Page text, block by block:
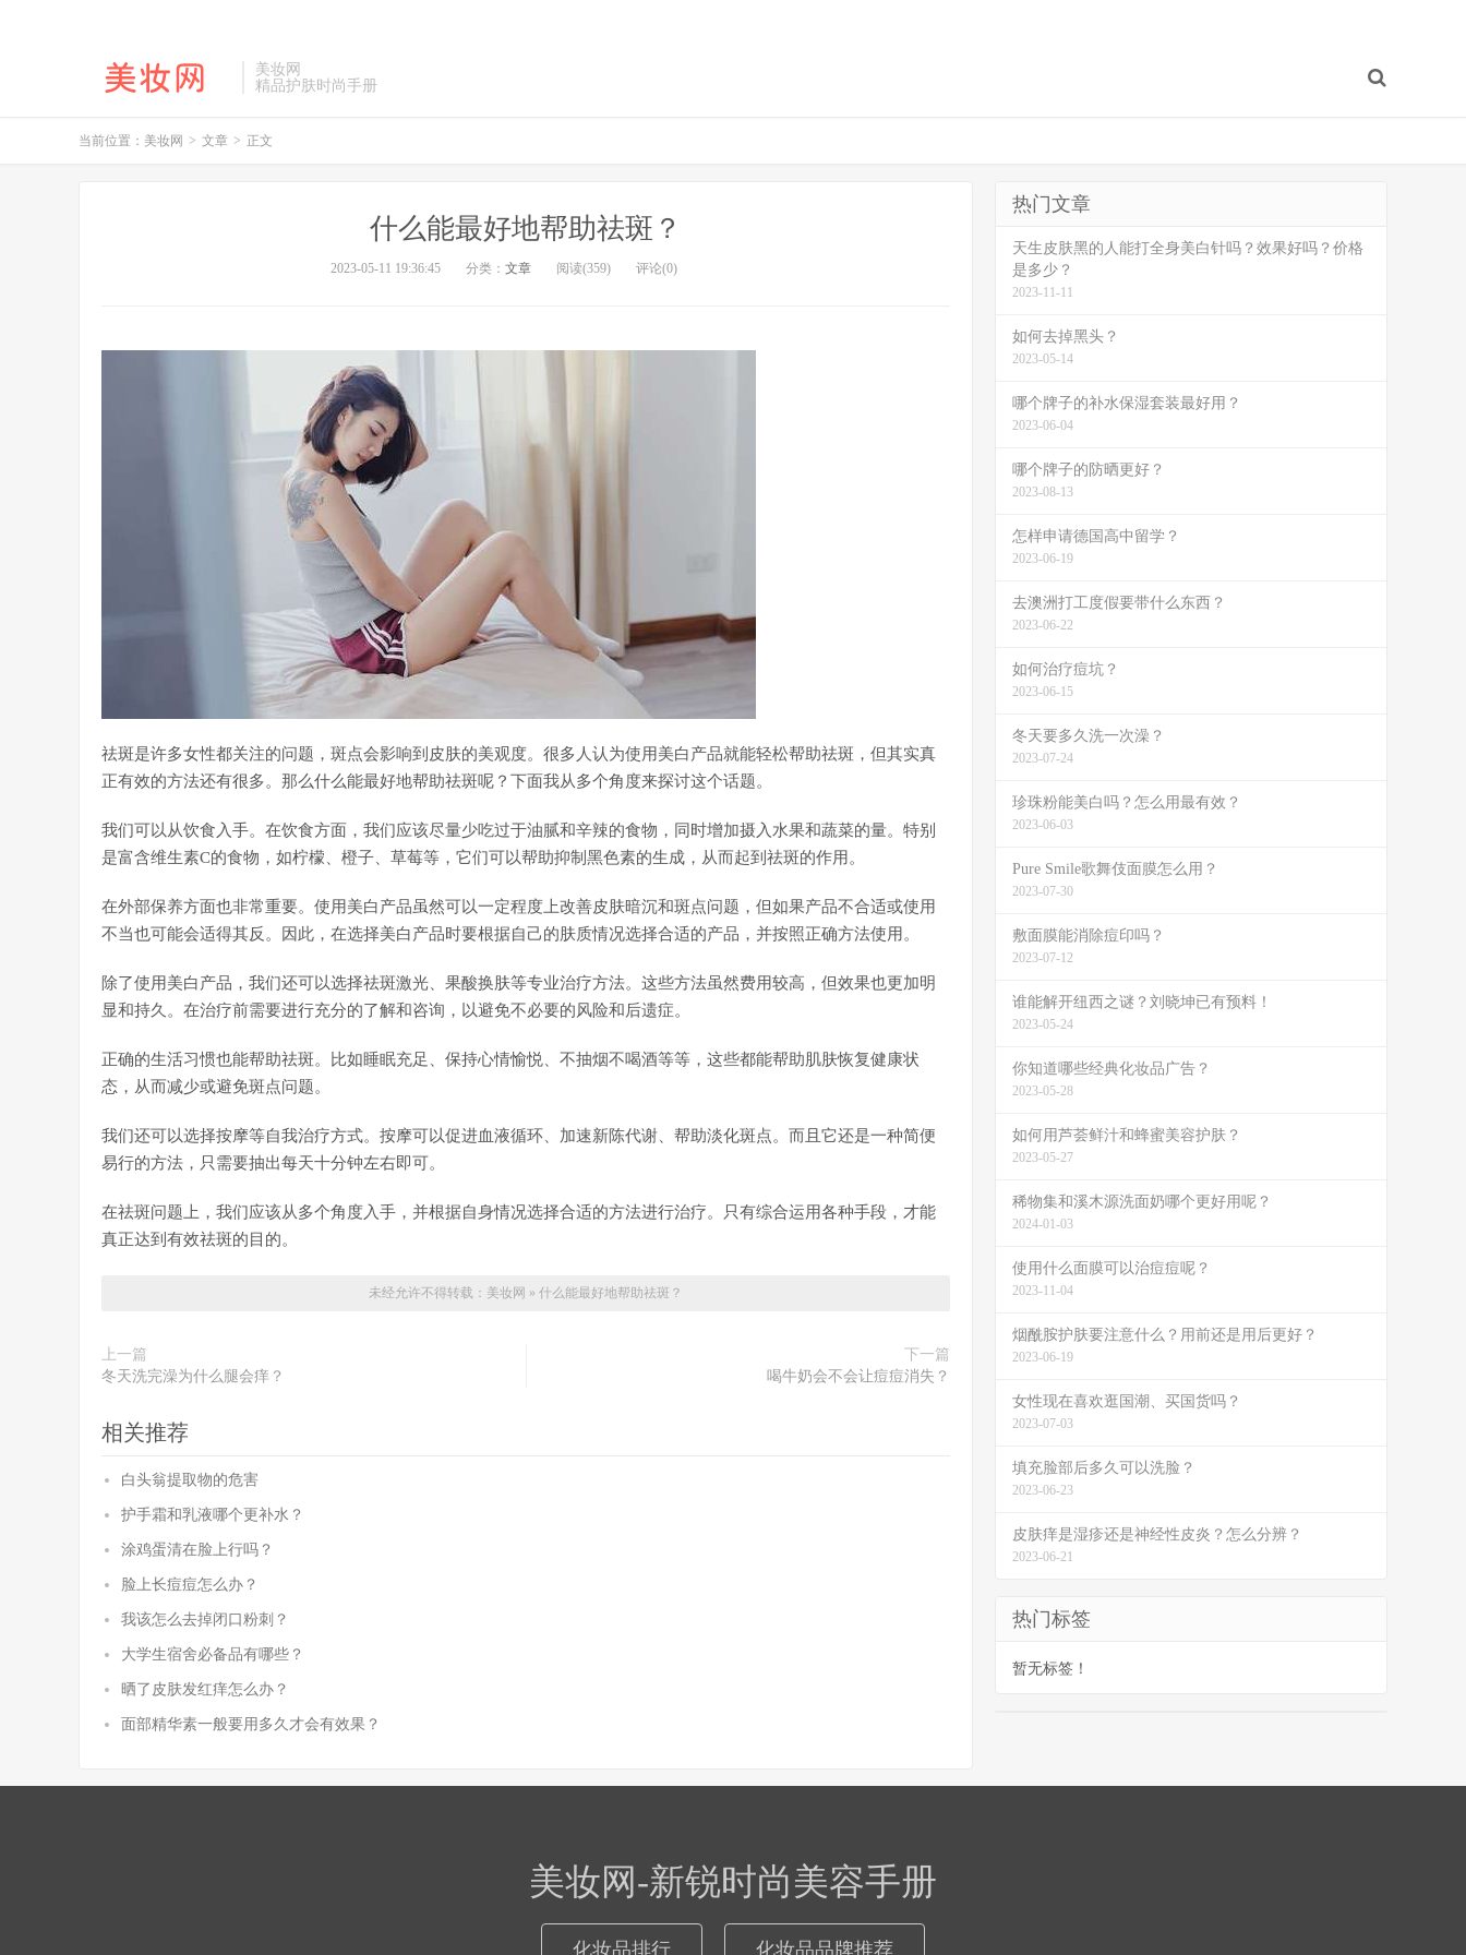
美妆网
精品护肤时尚手册
当前位置： 美妆网 > 文章 > 正文
什么能最好地帮助祛斑？
2023-05-11 19:36:45 分类： 文章 阅读(359) 评论(0)
祛斑是许多女性都关注的问题，斑点会影响到皮肤的美观度。很多人认为使用美白产品就能轻松帮助祛斑，但其实真
正有效的方法还有很多。那么什么能最好地帮助祛斑呢？下面我从多个角度来探讨这个话题。
我们可以从饮食入手。在饮食方面，我们应该尽量少吃过于油腻和辛辣的食物，同时增加摄入水果和蔬菜的量。特别
是富含维生素C的食物，如柠檬、橙子、草莓等，它们可以帮助抑制黑色素的生成，从而起到祛斑的作用。
在外部保养方面也非常重要。使用美白产品虽然可以一定程度上改善皮肤暗沉和斑点问题，但如果产品不合适或使用
不当也可能会适得其反。因此，在选择美白产品时要根据自己的肤质情况选择合适的产品，并按照正确方法使用。
除了使用美白产品，我们还可以选择祛斑激光、果酸换肤等专业治疗方法。这些方法虽然费用较高，但效果也更加明
显和持久。在治疗前需要进行充分的了解和咨询，以避免不必要的风险和后遗症。
正确的生活习惯也能帮助祛斑。比如睡眠充足、保持心情愉悦、不抽烟不喝酒等等，这些都能帮助肌肤恢复健康状
态，从而减少或避免斑点问题。
我们还可以选择按摩等自我治疗方式。按摩可以促进血液循环、加速新陈代谢、帮助淡化斑点。而且它还是一种简便
易行的方法，只需要抽出每天十分钟左右即可。
在祛斑问题上，我们应该从多个角度入手，并根据自身情况选择合适的方法进行治疗。只有综合运用各种手段，才能
真正达到有效祛斑的目的。
未经允许不得转载： 美妆网 » 什么能最好地帮助祛斑？
上一篇
冬天洗完澡为什么腿会痒？
下一篇
喝牛奶会不会让痘痘消失？
相关推荐
白头翁提取物的危害
护手霜和乳液哪个更补水？
涂鸡蛋清在脸上行吗？
脸上长痘痘怎么办？
我该怎么去掉闭口粉刺？
大学生宿舍必备品有哪些？
晒了皮肤发红痒怎么办？
面部精华素一般要用多久才会有效果？
热门文章
天生皮肤黑的人能打全身美白针吗？效果好吗？价格
是多少？
2023-11-11
如何去掉黑头？
2023-05-14
哪个牌子的补水保湿套装最好用？
2023-06-04
哪个牌子的防晒更好？
2023-08-13
怎样申请德国高中留学？
2023-06-19
去澳洲打工度假要带什么东西？
2023-06-22
如何治疗痘坑？
2023-06-15
冬天要多久洗一次澡？
2023-07-24
珍珠粉能美白吗？怎么用最有效？
2023-06-03
Pure Smile歌舞伎面膜怎么用？
2023-07-30
敷面膜能消除痘印吗？
2023-07-12
谁能解开纽西之谜？刘晓坤已有预料！
2023-05-24
你知道哪些经典化妆品广告？
2023-05-28
如何用芦荟鲜汁和蜂蜜美容护肤？
2023-05-27
稀物集和溪木源洗面奶哪个更好用呢？
2024-01-03
使用什么面膜可以治痘痘呢？
2023-11-04
烟酰胺护肤要注意什么？用前还是用后更好？
2023-06-19
女性现在喜欢逛国潮、买国货吗？
2023-07-03
填充脸部后多久可以洗脸？
2023-06-23
皮肤痒是湿疹还是神经性皮炎？怎么分辨？
2023-06-21
热门标签
暂无标签！
美妆网-新锐时尚美容手册
化妆品排行 化妆品品牌推荐